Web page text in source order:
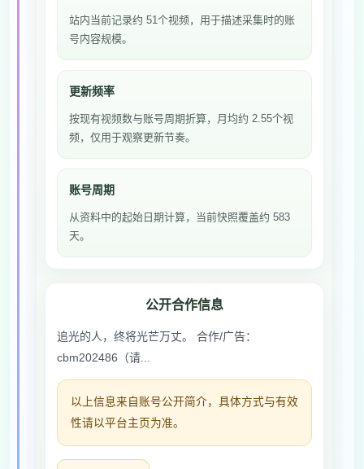
站内当前记录约 51个视频，用于描述采集时的账
号内容规模。
更新频率
按现有视频数与账号周期折算，月均约 2.55个视
频，仅用于观察更新节奏。
账号周期
从资料中的起始日期计算，当前快照覆盖约 583
天。
公开合作信息
追光的人，终将光芒万丈。 合作/广告：
cbm202486（请...
以上信息来自账号公开简介，具体方式与有效
性请以平台主页为准。